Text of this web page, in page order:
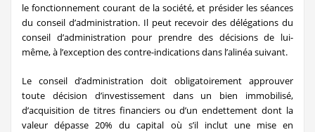
le fonctionnement courant de la société, et présider les séances
du conseil d’administration. Il peut recevoir des délégations du
conseil d’administration pour prendre des décisions de lui-
même, à l’exception des contre-indications dans l’alinéa suivant.
Le conseil d’administration doit obligatoirement approuver
toute décision d’investissement dans un bien immobilisé,
d’acquisition de titres financiers ou d’un endettement dont la
valeur dépasse 20% du capital où s’il inclut une mise en